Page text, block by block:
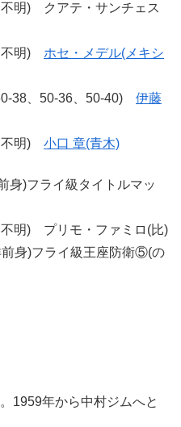
明) クアテ・サンチェス
不明) ホセ・メデル(メキシ
38、50-36、50-40) 伊藤
不明) 小口 章(青木)
身)フライ級タイトルマッ
明) プリモ・ファミロ(比)
身)フライ級王座防衛⑤(の
1959年から中村ジムへと